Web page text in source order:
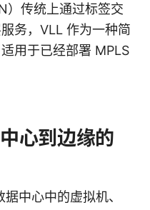
）传统上通过标签交
务，VLL 作为一种简
用于已经部署 MPLS
心到边缘的
中心中的虚拟机、